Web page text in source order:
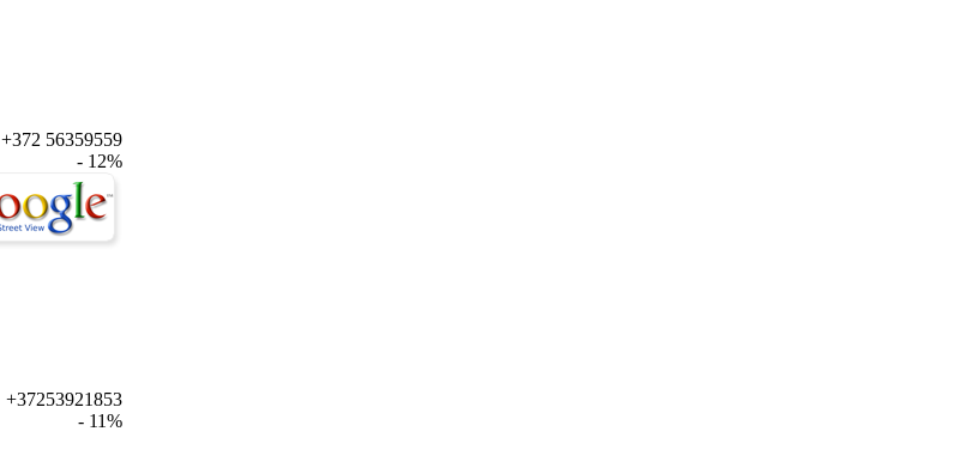
+372 56359559
- 12%
+37253921853
- 11%